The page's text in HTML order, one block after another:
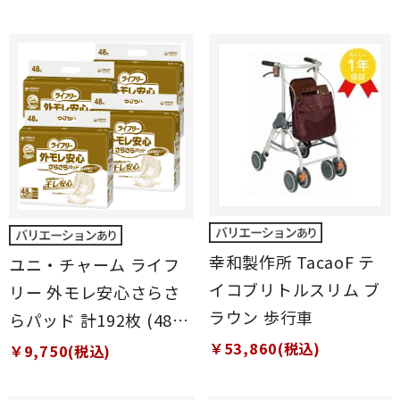
ユニ・チャーム ライフ
リー 外モレ安心さらさ
らパッド 計192枚 (48枚
×4袋)
￥9,750(税込)
幸和製作所 TacaoF テ
イコブリトルスリム ブ
ラウン 歩行車
￥53,860(税込)